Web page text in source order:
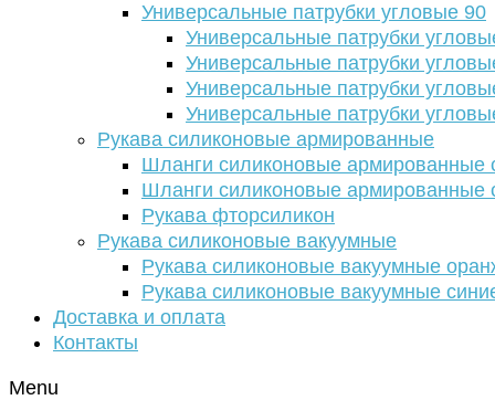
Универсальные патрубки угловые 90
Универсальные патрубки
Универсальные патрубки
Универсальные патрубки
Универсальные патрубки
Рукава силиконовые армированные
Шланги силиконовые армированные
Шланги силиконовые армированные
Рукава фторсиликон
Рукава силиконовые вакуумные
Рукава силиконовые вакуумные
Рукава силиконовые вакуумные
Доставка и оплата
Контакты
Menu